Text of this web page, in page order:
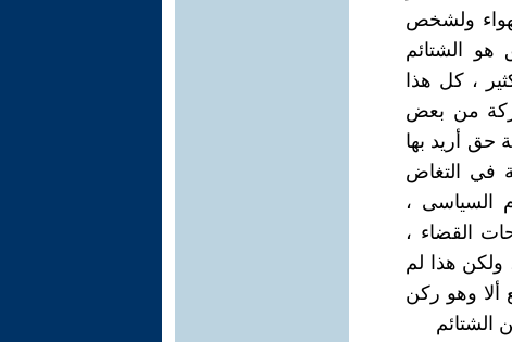
ولشخص
الشتائم
، كل هذا
من بعض
حق أريد بها
في التغاض
السياسى ،
القضاء ،
ولكن هذا لم
ألا وهو ركن
الشتائم